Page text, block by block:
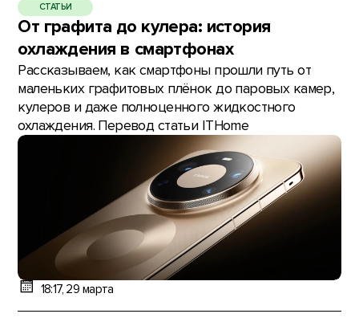
СТАТЬИ
От графита до кулера: история
охлаждения в смартфонах
Рассказываем, как смартфоны прошли путь от
маленьких графитовых плёнок до паровых камер,
кулеров и даже полноценного жидкостного
охлаждения. Перевод статьи ITHome
18:17, 29 марта